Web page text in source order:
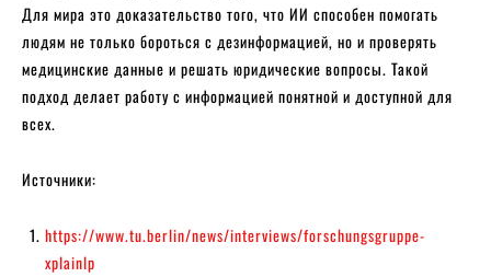
Для мира это доказательство того, что ИИ способен помогать
людям не только бороться с дезинформацией, но и проверять
медицинские данные и решать юридические вопросы. Такой
подход делает работу с информацией понятной и доступной для
всех.
Источники:
https://www.tu.berlin/news/interviews/forschungsgruppe-
xplainlp